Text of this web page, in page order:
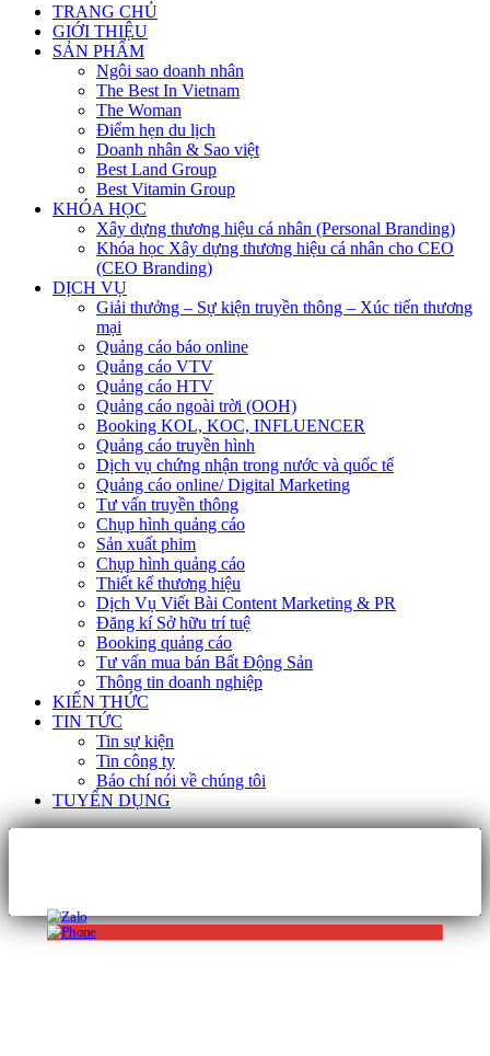
TRANG CHỦ
GIỚI THIỆU
SẢN PHẨM
Ngôi sao doanh nhân
The Best In Vietnam
The Woman
Điểm hẹn du lịch
Doanh nhân & Sao việt
Best Land Group
Best Vitamin Group
KHÓA HỌC
Xây dựng thương hiệu cá nhân (Personal Branding)
Khóa học Xây dựng thương hiệu cá nhân cho CEO
(CEO Branding)
DỊCH VỤ
Giải thưởng – Sự kiện truyền thông – Xúc tiến thương
mại
Quảng cáo báo online
Quảng cáo VTV
Quảng cáo HTV
Quảng cáo ngoài trời (OOH)
Booking KOL, KOC, INFLUENCER
Quảng cáo truyền hình
Dịch vụ chứng nhận trong nước và quốc tế
Quảng cáo online/ Digital Marketing
Tư vấn truyền thông
Chụp hình quảng cáo
Sản xuất phim
Chụp hình quảng cáo
Thiết kế thương hiệu
Dịch Vụ Viết Bài Content Marketing & PR
Đăng kí Sở hữu trí tuệ
Booking quảng cáo
Tư vấn mua bán Bất Động Sản
Thông tin doanh nghiệp
KIẾN THỨC
TIN TỨC
Tin sự kiện
Tin công ty
Báo chí nói về chúng tôi
TUYỂN DỤNG